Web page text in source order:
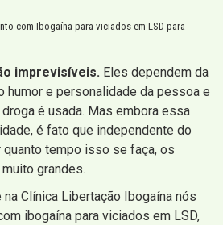
com Ibogaína para viciados em LSD para
imprevisíveis. Eles dependem da
humor e personalidade da pessoa e
é usada. Mas embora essa
é fato que independente do
tempo isso se faça, os
grandes.
Clínica Libertação Ibogaína nós
ibogaína para viciados em LSD,